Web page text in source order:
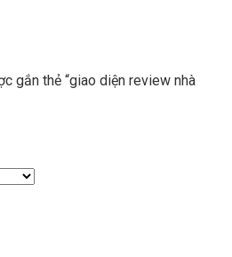
gắn thẻ “giao diện review nhà